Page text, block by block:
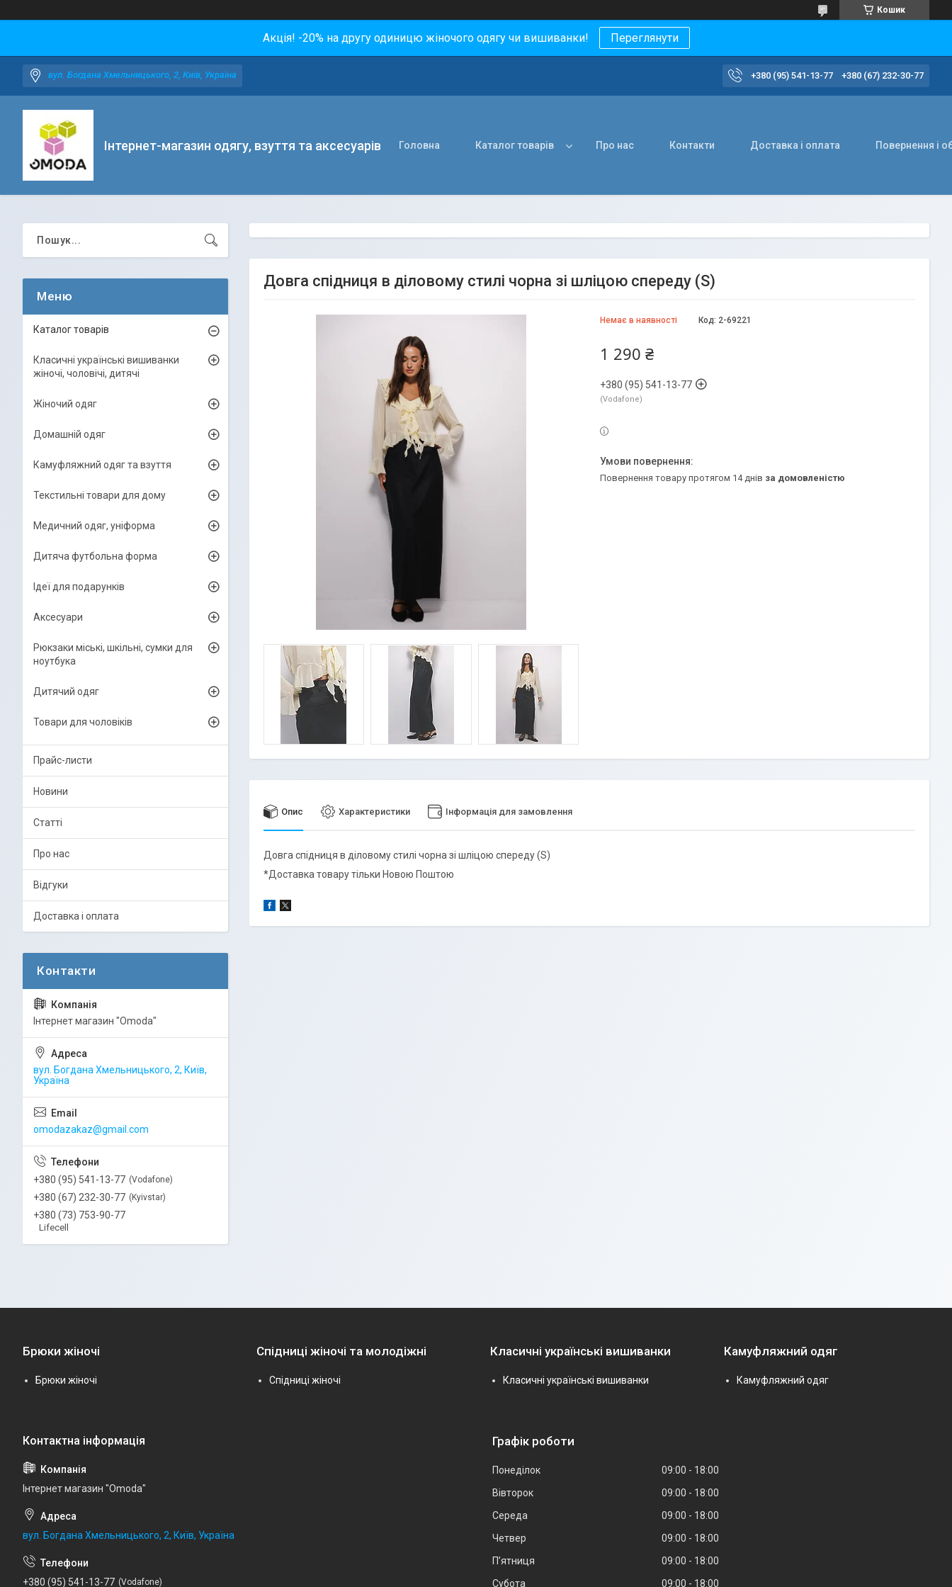
Кошик
Акція! -20% на другу одиницю жіночого одягу чи вишиванки! Переглянути
вул. Богдана Хмельницького, 2, Київ, Україна +380 (95) 541-13-77 +380 (67) 232-30-77
Інтернет-магазин одягу, взуття та аксесуарів Головна Каталог товарів Про нас Контакти Доставка і оплата Повернення і
Довга спідниця в діловому стилі чорна зі шліцою спереду (S)
Немає в наявності Код: 2-69221
1 290 ₴
+380 (95) 541-13-77
Vodafone
повернення товару протягом 14 днів за домовленістю
Опис Характеристики Інформація для замовлення
Довга спідниця в діловому стилі чорна зі шліцою спереду (S)
*Доставка товару тільки Новою Поштою
Каталог товарів
Класичні українські вишиванки
жіночі, чоловічі, дитячі
Жіночий одяг
Домашній одяг
Камуфляжний одяг та взуття
Текстильні товари для дому
Медичний одяг, уніформа
Дитяча футбольна форма
Ідеї для подарунків
Аксесуари
Рюкзаки міські, шкільні, сумки для
ноутбука
Дитячий одяг
Товари для чоловіків
Прайс-листи
Новини
Статті
Про нас
Відгуки
Доставка і оплата
Інтернет магазин "Omoda"
вул. Богдана Хмельницького, 2, Київ,
Україна
omodazakaz@gmail.com
+380 (95) 541-13-77 Vodafone
+380 (67) 232-30-77 Kyivstar
+380 (73) 753-90-77
Lifecell
Брюки жіночі
Брюки жіночі
Спідниці жіночі та молодіжні
Спідниці жіночі
Класичні українські вишиванки
Класичні українські вишиванки
Камуфляжний одяг
Камуфляжний одяг
Інтернет магазин "Omoda"
вул. Богдана Хмельницького, 2, Київ, Україна
+380 (95) 541-13-77 Vodafone
Графік роботи
Понеділок 09:00
18:00
Вівторок
09:00
18:00
Середа
09:00
18:00
Четвер
09:00
18:00
Пʼятниця
09:00
18:00
Субота
09:00 18:00